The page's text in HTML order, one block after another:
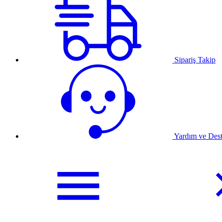
Sipariş Takip
Yardım ve